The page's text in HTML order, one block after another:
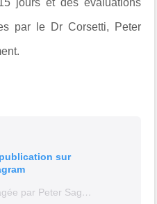
jours et des évaluations
par le Dr Corsetti, Peter
sur